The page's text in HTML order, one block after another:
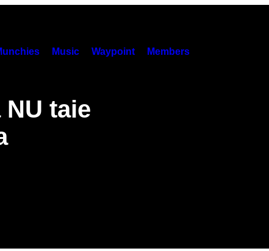
Music Waypoint Members
taie